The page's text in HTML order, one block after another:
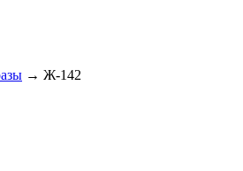
→ Ж-142